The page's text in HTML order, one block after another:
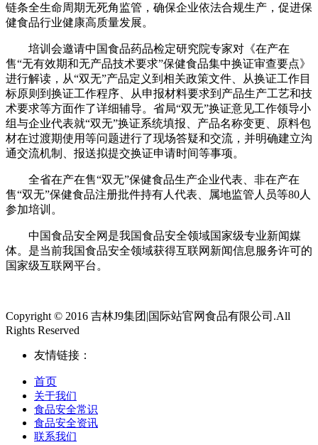
链条全生命周期无死角监管，确保企业依法合规生产，促进保
健食品行业健康高质量发展。
培训会邀请中国食品药品检定研究院专家对《在产在
售“无有效期和无产品技术要求”保健食品集中换证审查要点》
进行解读，从“双无”产品定义到相关政策文件、从换证工作目
标原则到换证工作程序、从申报材料要求到产品生产工艺和技
术要求等方面作了详细辅导。省局“双无”换证意见工作领导小
组与企业代表就“双无”换证系统填报、产品名称变更、原料包
材在过渡期使用等问题进行了现场答疑和交流，并明确建立沟
通交流机制、报送拟提交换证申请时间等事项。
全省在产在售“双无”保健食品生产企业代表、非在产在
售“双无”保健食品注册批件持有人代表、属地监管人员等80人
参加培训。
中国食品安全网是我国食品安全领域国家级专业新闻媒
体。是当前我国食品安全领域获得互联网新闻信息服务许可的
国家级互联网平台。
Copyright © 2016 吉林J9集团|国际站官网食品有限公司.All
Rights Reserved
友情链接：
首页
关于我们
食品安全常识
食品安全资讯
联系我们